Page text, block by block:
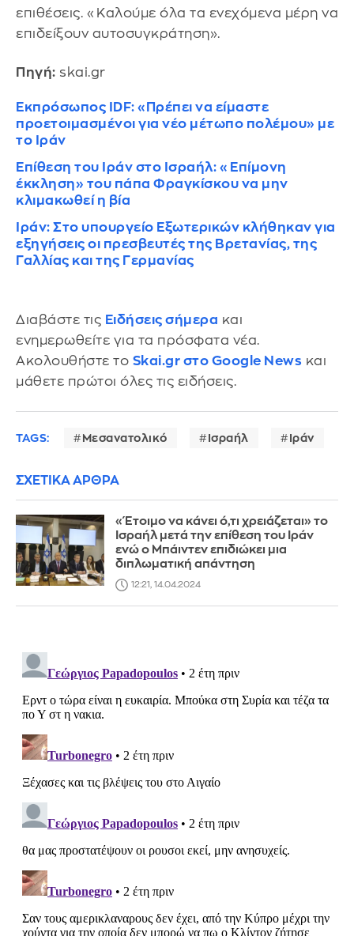
επιθέσεις. «Καλούμε όλα τα ενεχόμενα μέρη να
επιδείξουν αυτοσυγκράτηση».
Πηγή: skai.gr
Εκπρόσωπος IDF: «Πρέπει να είμαστε
προετοιμασμένοι για νέο μέτωπο πολέμου» με
το Ιράν
Επίθεση του Ιράν στο Ισραήλ: «Επίμονη
έκκληση» του πάπα Φραγκίσκου να μην
κλιμακωθεί η βία
Ιράν: Στο υπουργείο Εξωτερικών κλήθηκαν για
εξηγήσεις οι πρεσβευτές της Βρετανίας, της
Γαλλίας και της Γερμανίας
Διαβάστε τις Ειδήσεις σήμερα και
ενημερωθείτε για τα πρόσφατα νέα.
Ακολουθήστε το Skai.gr στο Google News και
μάθετε πρώτοι όλες τις ειδήσεις.
TAGS: Μεσανατολικό Ισραήλ Ιράν
ΣΧΕΤΙΚΑ ΑΡΘΡΑ
«Έτοιμο να κάνει ό,τι χρειάζεται» το
Ισραήλ μετά την επίθεση του Ιράν
ενώ ο Μπάιντεν επιδιώκει μια
διπλωματική απάντηση
12:21, 14.04.2024